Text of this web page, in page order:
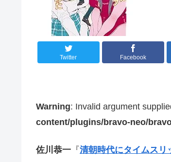
Twitter Facebook
Warning: Invalid argument
content/plugins/bravo-neo/
佐川恭一 『清朝時代にタイムスリ